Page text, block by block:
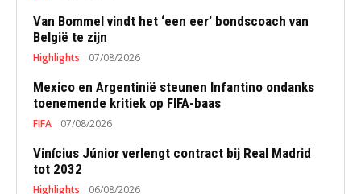
Van Bommel vindt het ‘een eer’ bondscoach van
België te zijn
Highlights 07/08/2026
Mexico en Argentinië steunen Infantino ondanks
toenemende kritiek op FIFA-baas
FIFA 07/08/2026
Vinícius Júnior verlengt contract bij Real Madrid
tot 2032
Highlights 06/08/2026